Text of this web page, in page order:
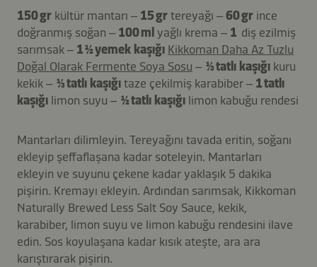
150 gr kültür mantarı – 15 grtereyağı –60 gr ince
doğranmış soğan – 100 ml yağlı krema – 1 diş ezilmiş
sarımsak – 1 ½ yemek kaşığı Kikkoman Daha Az Tuzlu
Doğal Olarak Fermente Soya Sosu – ⅓ tatlı kaşığı kuru
kekik – ⅓ tatlı kaşığıtaze çekilmiş karabiber – 1 tatlı
kaşığı limon suyu – ½ tatlı kaşığı limon kabuğu rendesi
Mantarları dilimleyin. Tereyağını tavada eritin, soğanı
ekleyip şeffaflaşana kadar soteleyin. Mantarları
ekleyin ve suyunu çekene kadar yaklaşık 5 dakika
pişirin. Kremayı ekleyin. Ardından sarımsak, Kikkoman
Naturally Brewed Less Salt Soy Sauce, kekik,
karabiber, limon suyu ve limon kabuğu rendesini ilave
edin. Sos koyulaşana kadar kısık ateşte, ara ara
karıştırarak pişirin.